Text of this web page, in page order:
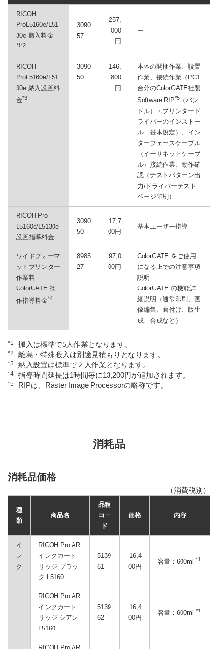
RICOH
ProL5160e/L51
30e 搬入料金
*1*2
3090
57
257,
000
円
ー
RICOH
ProL5160e/L51
30e 納入設置料
金*3
3090
50
146,
800
円
本体の開梱作業、設置
作業、接続作業（PC1
台分のColorGATE社製
Software RIP*5
（バン
ドル）・プリンタード
ライバーのインストー
ル、基本設定）、イン
ターフェースケーブル
（イーサネットケーブ
ル）接続作業、動作確
認（テストパターン出
力/ドライバーテスト
ページ印刷）
RICOH Pro
L5160e/L5130e
設置指導料金
3090
50
17,7
00円
基本ユーザー指導
ワイドフォーマ
ットプリンター
作業料
ColorGATE 操
作指導料金*4
8985
27
97,0
00円
ColorGATE をご使用
になる上での注意事項
説明
ColorGATE の機能詳
細説明（通常印刷、画
像編集、面付け、版生
成、合成など）
*1 搬入は標準で5人作業となります。
*2 離島・特殊搬入は別途見積もりとなります。
*3 納入設置は標準で２人作業となります。
*4 指導時間延長は1時間毎に13,200円が追加されます。
*5 RIPは、Raster Image Processorの略称です。
消耗品
消耗品価格
（消費税別）
種
類
商品名
品種
コー
ド
価格 内容
イ
ン
ク
RICOH Pro AR
インクカート
リッジ ブラッ
ク L5160
5139
61
16,4
00円
容量：600ml *1
RICOH Pro AR
インクカート
リッジ シアン
L5160
5139
62
16,4
00円
容量：600ml *1
RICOH Pro AR